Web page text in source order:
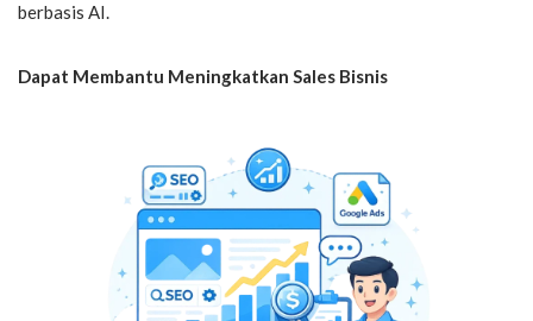
berbasis AI.
Dapat Membantu Meningkatkan Sales Bisnis